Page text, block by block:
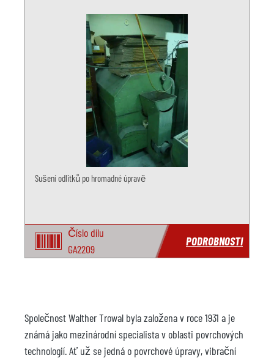
Sušení odlitků po hromadné úpravě
Číslo dílu
GA2209
PODROBNOSTI
Společnost Walther Trowal byla založena v roce 1931 a je
známá jako mezinárodní specialista v oblasti povrchových
technologií. Ať už se jedná o povrchové úpravy, vibrační